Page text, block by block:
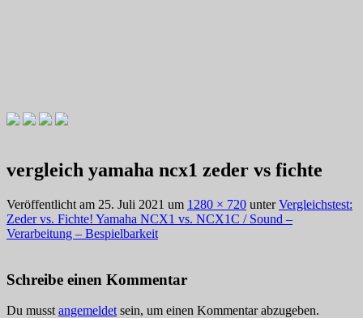
Willkommen zu Christians How
To Plays
vergleich yamaha ncx1 zeder vs fichte
Veröffentlicht am 25. Juli 2021 um 1280 × 720 unterVergleichstest:
Zeder vs. Fichte! Yamaha NCX1 vs. NCX1C / Sound –
Verarbeitung – Bespielbarkeit
Schreibe einen Kommentar
Du musst angemeldet sein, um einen Kommentar abzugeben.